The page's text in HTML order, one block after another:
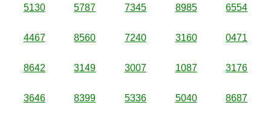
5130 5787 7345 8985 6554
4467 8560 7240 3160 0471
8642 3149 3007 1087 3176
3646 8399 5336 5040 8687